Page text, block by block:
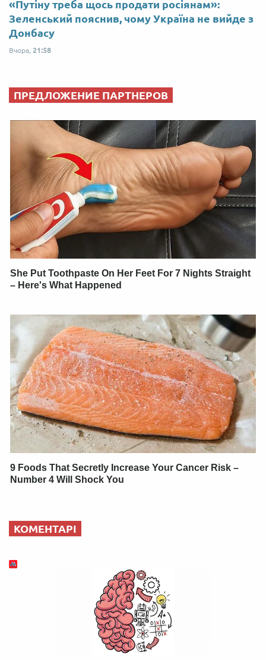
«Путіну треба щось продати росіянам»:
Зеленський пояснив, чому Україна не вийде з
Донбасу
Вчора, 21:58
ПРЕДЛОЖЕНИЕ ПАРТНЕРОВ
She Put Toothpaste On Her Feet For 7 Nights Straight
– Here's What Happened
9 Foods That Secretly Increase Your Cancer Risk –
Number 4 Will Shock You
КОМЕНТАРІ